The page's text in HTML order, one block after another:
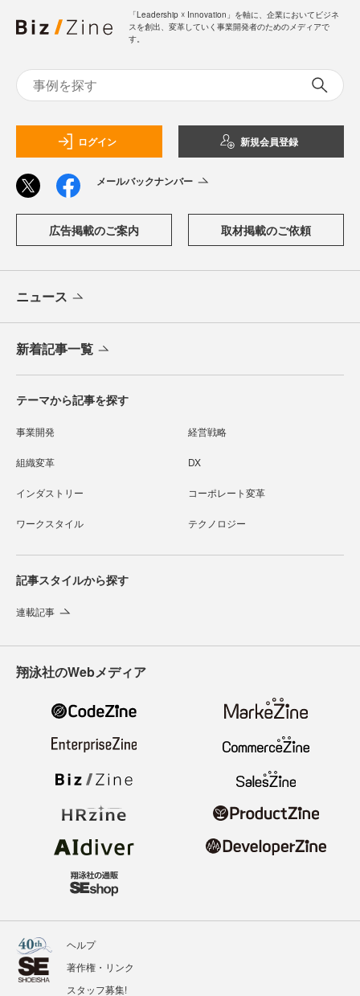
「Leadership ☓ Innovation」を軸に、企業においてビジネ
スを創出、変革していく事業開発者のためのメディアで
す。
ログイン 新規会員登録
メールバックナンバー
広告掲載のご案内 取材掲載のご依頼
ニュース
新着記事一覧
テーマから記事を探す
事業開発 経営戦略
組織変革 DX
インダストリー コーポレート変革
ワークスタイル テクノロジー
記事スタイルから探す
連載記事
翔泳社のWebメディア
ヘルプ
著作権・リンク
スタッフ募集!